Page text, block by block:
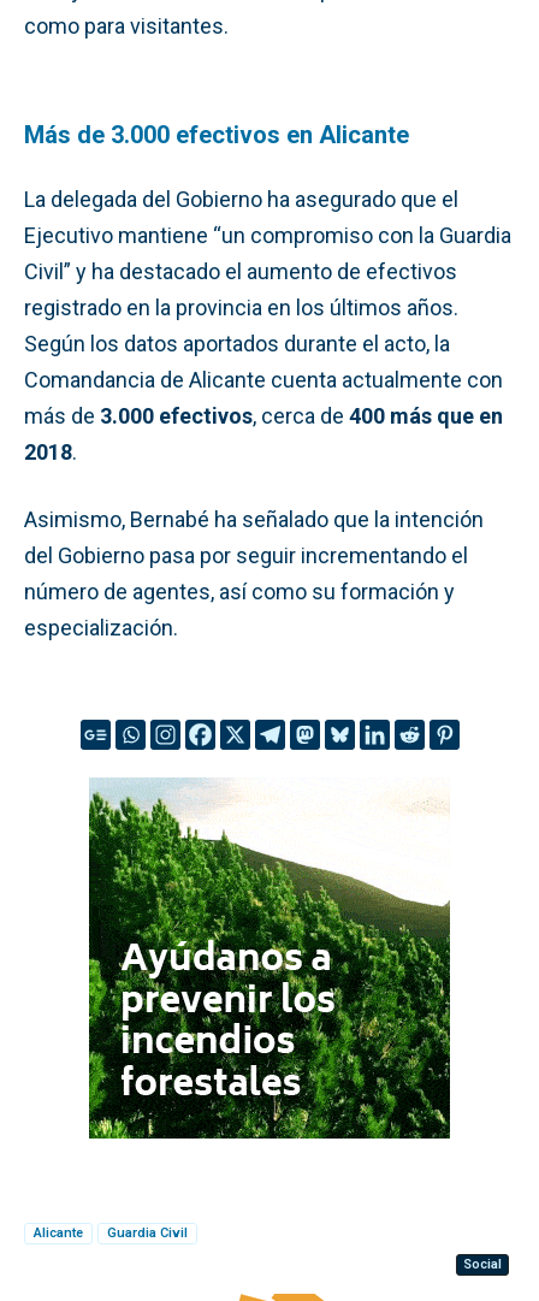
como para visitantes.
Más de 3.000 efectivos en Alicante
La delegada del Gobierno ha asegurado que el
Ejecutivo mantiene “un compromiso con la Guardia
Civil” y ha destacado el aumento de efectivos
registrado en la provincia en los últimos años.
Según los datos aportados durante el acto, la
Comandancia de Alicante cuenta actualmente con
más de 3.000 efectivos, cerca de 400 más que en
2018.
Asimismo, Bernabé ha señalado que la intención
del Gobierno pasa por seguir incrementando el
número de agentes, así como su formación y
especialización.
Alicante
Guardia Civil
Social